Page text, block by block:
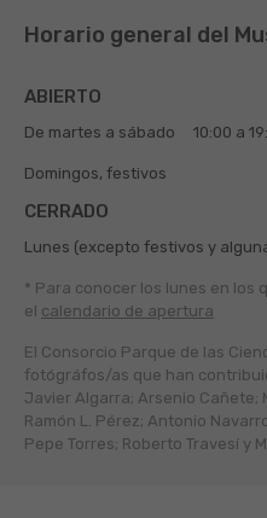
Horario general del
ABIERTO
De martes a sábado 10:00 a
Domingos, festivos
CERRADO
Lunes (excepto festivos y
* Para conocer los lunes en los
el calendario de apertura
El Consorcio Parque de las
fotógráfos/as que han
Javier Algarra; Arsenio Cañete;
Ramón L. Pérez; Antonio
Pepe Torres; Roberto Travesí y